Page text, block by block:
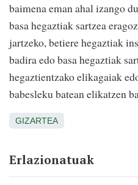
baimena eman ahal izango
basa hegaztiak sartzea
jartzeko, betiere hegaztiak
badira edo basa hegaztiak
hegaztientzako elikagaiak
babesleku batean elikatzen
GIZARTEA
Erlazionatuak